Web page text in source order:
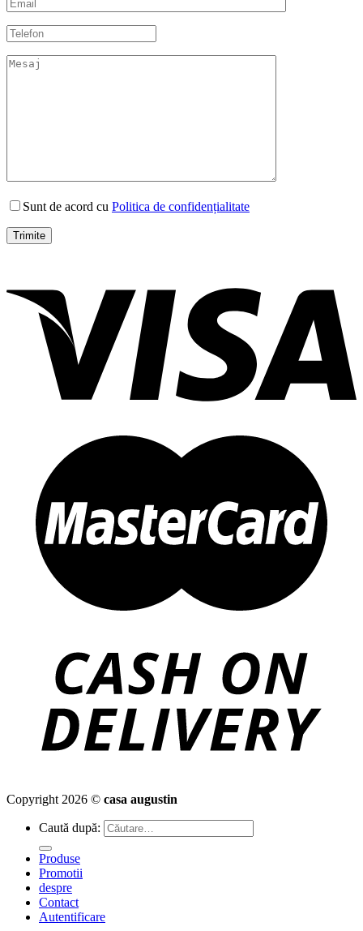
Sunt de acord cu Politica de confidențialitate
Copyright 2026 © casa augustin
Caută după:
Produse
Promotii
despre
Contact
Autentificare